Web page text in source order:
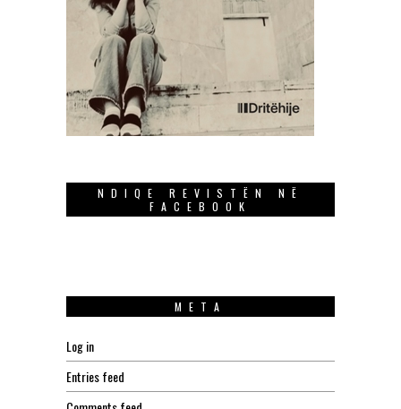
NDIQE REVISTËN NË
FACEBOOK
META
Log in
Entries feed